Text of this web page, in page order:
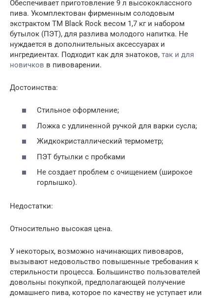
Обеспечивает приготовление 9 л высококлассного
пива. Укомплектован фирменным солодовым
экстрактом TM Black Rock весом 1,7 кг и набором
бутылок (ПЭТ), для разлива молодого напитка. Не
нуждается в дополнительных аксессуарах и
ингредиентах. Подходит как для знатоков, так и для
новичков в пивоварении.
Достоинства:
Стильное оформление;
Ложка с удлиненной ручкой для варки сусла;
Жидкокристаллический термометр;
ПЭТ бутылки с пробками
Не создает проблем с очищением (широкое
горлышко).
Недостатки:
Относительно высокая цена.
У некоторых, возможно начинающих пивоваров,
вызывают недовольство повышенные требования к
стерильности процесса. Большинство пользователей
довольны покупкой, предполагающей получение
домашнего пива, которое по качеству не уступает или